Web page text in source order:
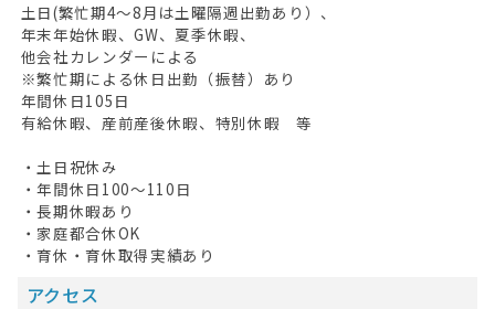
土日(繁忙期4～8月は土曜隔週出勤あり）、
年末年始休暇、GW、夏季休暇、
他会社カレンダーによる
※繁忙期による休日出勤（振替）あり
年間休日105日
有給休暇、産前産後休暇、特別休暇 等
・土日祝休み
・年間休日100～110日
・長期休暇あり
・家庭都合休OK
・育休・育休取得実績あり
アクセス